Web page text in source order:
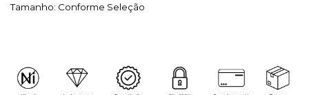
Tamanho: Conforme Seleção